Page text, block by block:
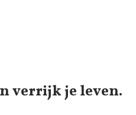
verrijk je leven.